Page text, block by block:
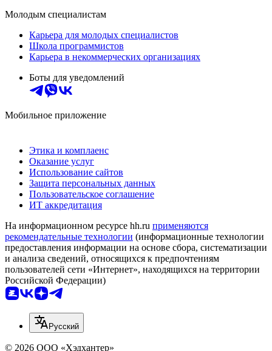
Молодым специалистам
Карьера для молодых специалистов
Школа программистов
Карьера в некоммерческих организациях
Боты для уведомлений
Мобильное приложение
Этика и комплаенс
Оказание услуг
Использование сайтов
Защита персональных данных
Пользовательское соглашение
ИТ аккредитация
На информационном ресурсе hh.ru применяются
рекомендательные технологии (информационные технологии
предоставления информации на основе сбора, систематизации
и анализа сведений, относящихся к предпочтениям
пользователей сети «Интернет», находящихся на территории
Российской Федерации)
Русский
© 2026 ООО «Хэдхантер»